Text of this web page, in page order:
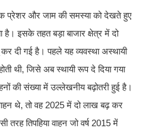
प्रेशर और जाम की समस्या को देखते हुए
है। इसके तहत बड़ा बाजार क्षेत्र में दो
दी गई है। पहले यह व्यवस्था अस्थायी
थी, जिसे अब स्थायी रूप दे दिया गया
की संख्या में उल्लेखनीय बढ़ोतरी हुई है।
थे, तो वह 2025 में दो लाख बढ़ कर
तिपहिया वाहन जो वर्ष 2015 में